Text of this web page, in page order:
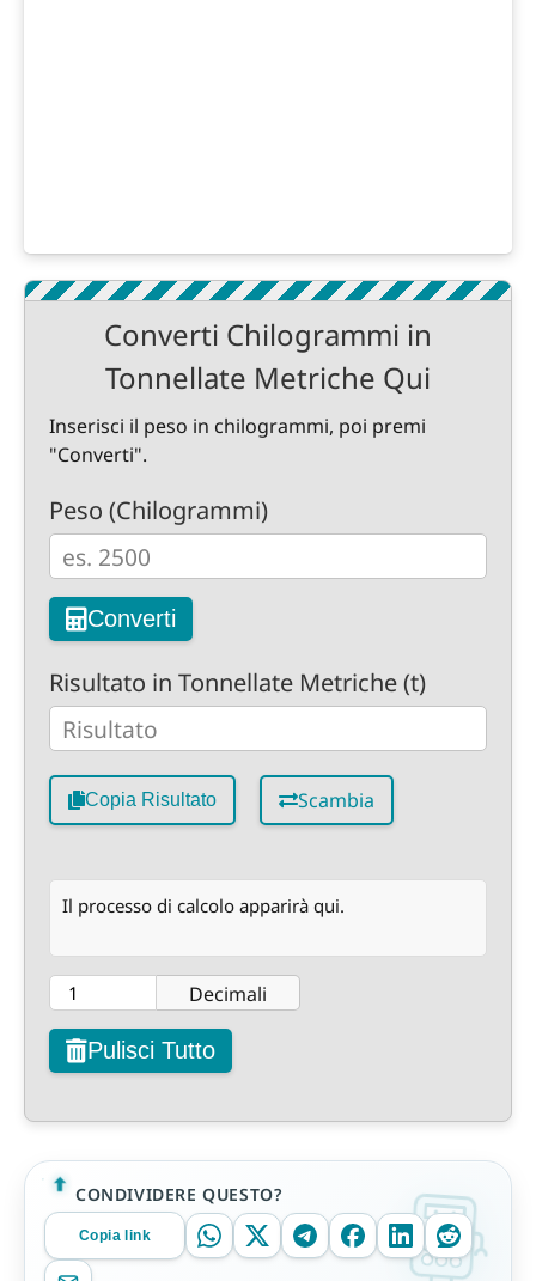
Converti Chilogrammi in
Tonnellate Metriche Qui
Inserisci il peso in chilogrammi, poi premi
"Converti".
Peso (Chilogrammi)
Converti
Risultato in Tonnellate Metriche (t)
Copia Risultato Scambia
Il processo di calcolo apparirà qui.
Decimali
Pulisci Tutto
CONDIVIDERE QUESTO?
Copia link